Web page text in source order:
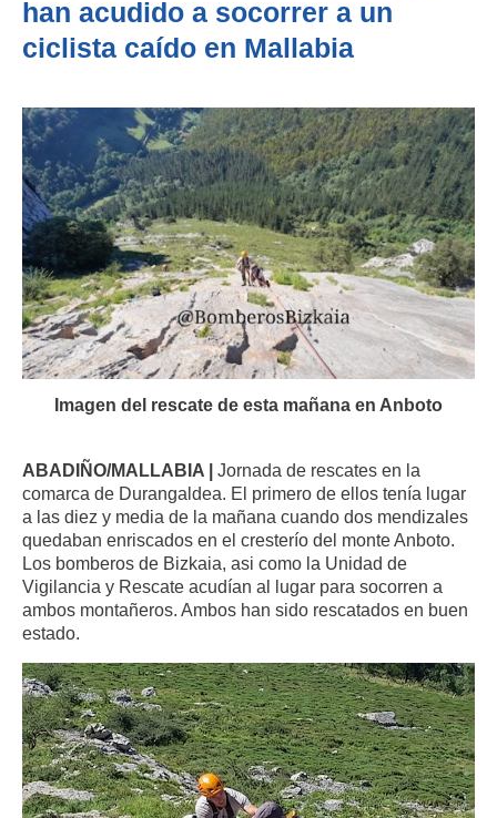
han acudido a socorrer a un
ciclista caído en Mallabia
Imagen del rescate de esta mañana en Anboto
ABADIÑO/MALLABIA | Jornada de rescates en la
comarca de Durangaldea. El primero de ellos tenía lugar
a las diez y media de la mañana cuando dos mendizales
quedaban enriscados en el cresterío del monte Anboto.
Los bomberos de Bizkaia, asi como la Unidad de
Vigilancia y Rescate acudían al lugar para socorren a
ambos montañeros. Ambos han sido rescatados en buen
estado.